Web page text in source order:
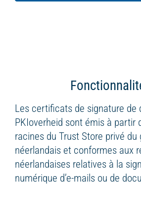
Les certificats de signature de
PKIoverheid sont émis à partir
racines du Trust Store privé
néerlandais et conformes aux
néerlandaises relatives à la
numérique d’e-mails ou de